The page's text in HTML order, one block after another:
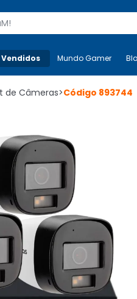
Mais-v- Mundo
Mundo Gamer
de Câmeras>Código 893744